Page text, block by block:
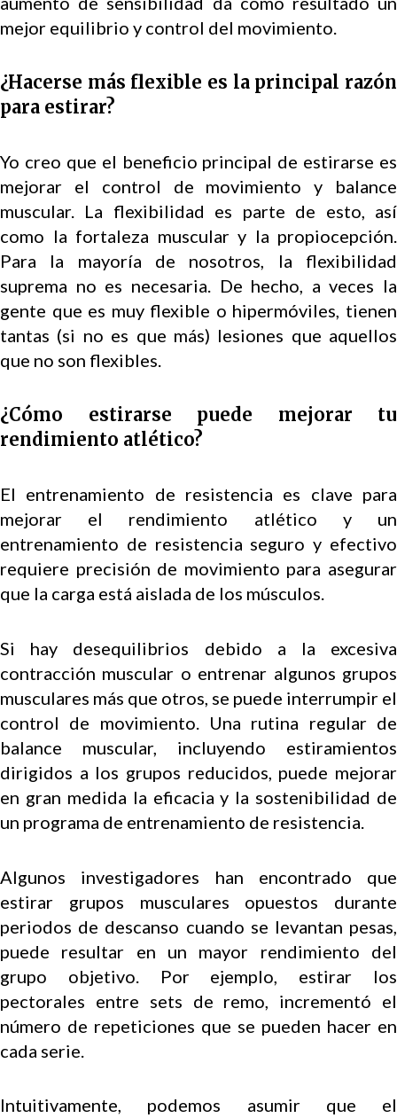
mejor equilibrio y control del movimiento.
¿Hacerse más flexible es la principal razón
para estirar?
Yo creo que el beneficio principal de estirarse es
mejorar el control de movimiento y balance
muscular. La flexibilidad es parte de esto, así
como la fortaleza muscular y la propiocepción.
Para la mayoría de nosotros, la flexibilidad
suprema no es necesaria. De hecho, a veces la
gente que es muy flexible o hipermóviles, tienen
tantas (si no es que más) lesiones que aquellos
que no son flexibles.
¿Cómo estirarse puede mejorar tu
rendimiento atlético?
El entrenamiento de resistencia es clave para
mejorar el rendimiento atlético y un
entrenamiento de resistencia seguro y efectivo
requiere precisión de movimiento para asegurar
que la carga está aislada de los músculos.
Si hay desequilibrios debido a la excesiva
contracción muscular o entrenar algunos grupos
musculares más que otros, se puede interrumpir el
control de movimiento. Una rutina regular de
balance muscular, incluyendo estiramientos
dirigidos a los grupos reducidos, puede mejorar
en gran medida la eficacia y la sostenibilidad de
un programa de entrenamiento de resistencia.
Algunos investigadores han encontrado que
estirar grupos musculares opuestos durante
periodos de descanso cuando se levantan pesas,
puede resultar en un mayor rendimiento del
grupo objetivo. Por ejemplo, estirar los
pectorales entre sets de remo, incrementó el
número de repeticiones que se pueden hacer en
cada serie.
Intuitivamente, podemos asumir que el